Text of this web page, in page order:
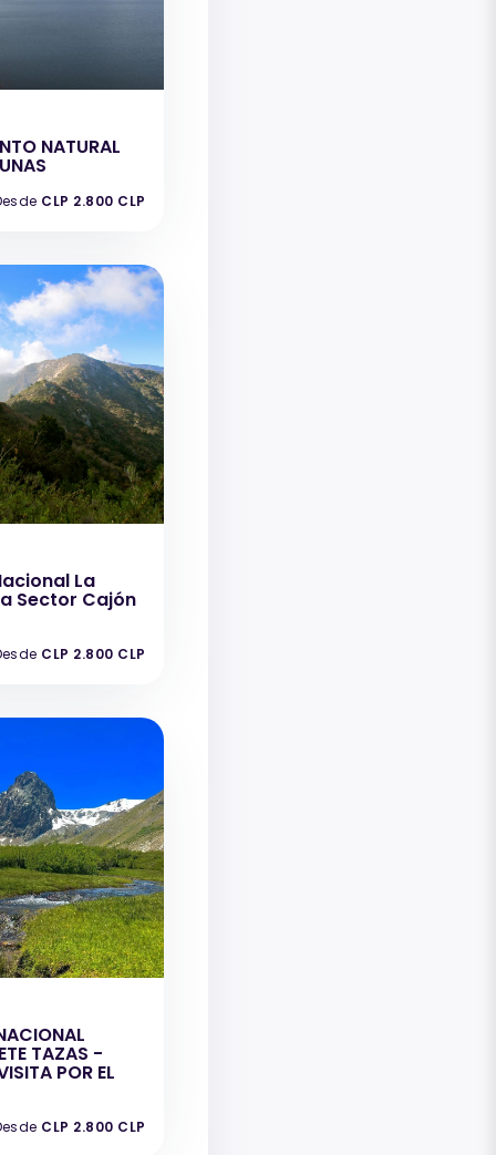
NATURAL
CLP 2.800 CLP
La
Sector Cajón
CLP 2.800 CLP
TAZAS -
POR EL
CLP 2.800 CLP